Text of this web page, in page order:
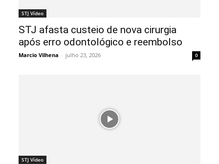
STJ Vídeo
STJ afasta custeio de nova cirurgia
após erro odontológico e reembolso
Marcio Vilhena - julho 23, 2026 0
STJ Vídeo